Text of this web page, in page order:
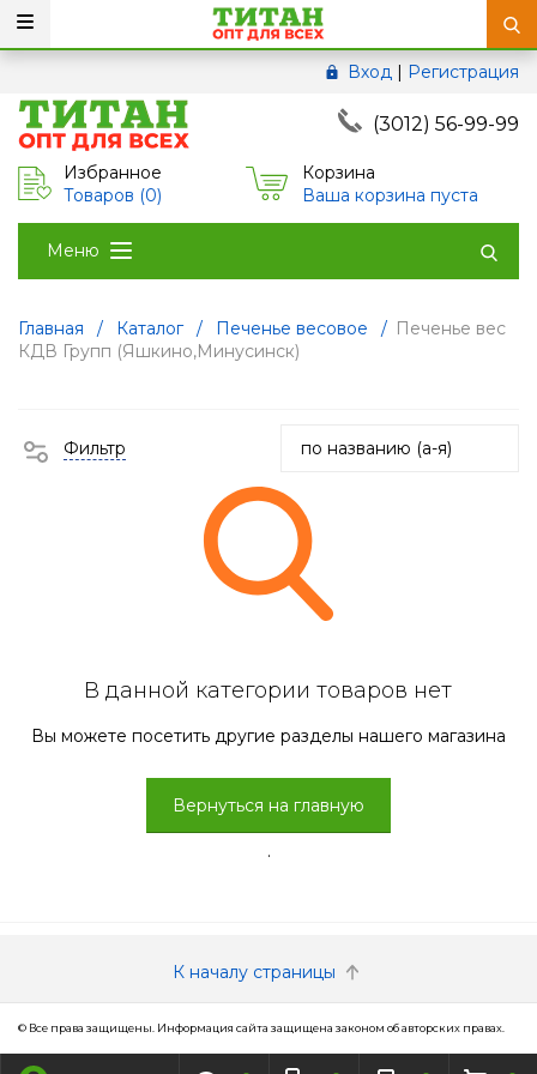
Вход | Регистрация
(3012) 56-99-99
Избранное
Товаров (0)
Корзина
Ваша корзина пуста
Меню
Главная / Каталог / Печенье весовое / Печенье вес
КДВ Групп (Яшкино,Минусинск)
Фильтр
В данной категории товаров нет
Вы можете посетить другие разделы нашего магазина
Вернуться на главную
.
К началу страницы
© Все права защищены. Информация сайта защищена законом об авторских правах.